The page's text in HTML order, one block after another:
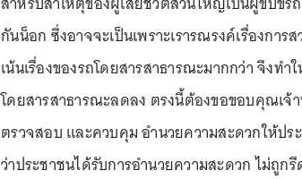
กันน็อก ซึ่งอาจจะเป็นเพราะเรารณรงค์เรื่องกา
เน้นเรื่องของรถโดยสารสาธารณะมากกว่า จึงทำ
โดยสารสาธารณะลดลง ตรงนี้ต้องขอขอบคุณเ
ตรวจสอบ และควบคุม อำนวยความสะดวกให้ป
ว่าประชาชนได้รับการอำนวยความสะดวก ไม่ถูกรี